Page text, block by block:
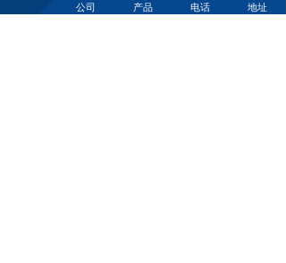
公司 产品 电话 地址